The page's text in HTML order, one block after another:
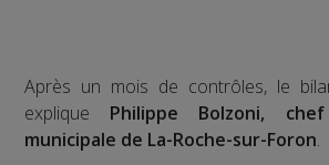
Après un mois de contrôles, le
explique Philippe Bolzoni,
municipale de La-Roche-sur-Foron.